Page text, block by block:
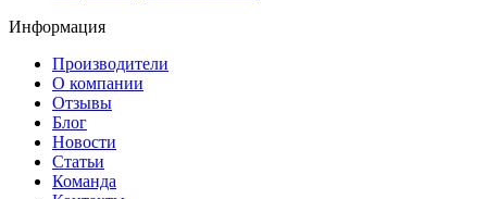
Информация
Производители
О компании
Отзывы
Блог
Новости
Статьи
Команда